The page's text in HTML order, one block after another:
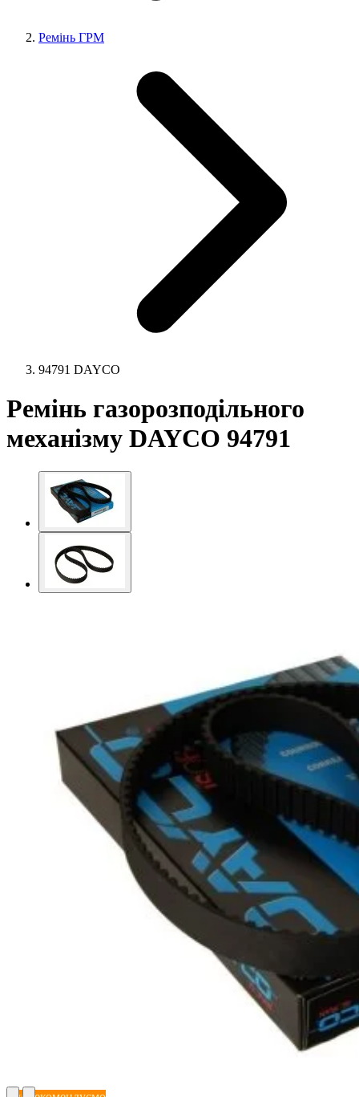
Ремінь ГРМ
94791 DAYCO
Ремінь газорозподільного
механізму DAYCO 94791